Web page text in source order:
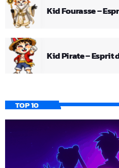
Kid Fourasse –
Kid Pirate – Esprit
TOP 10